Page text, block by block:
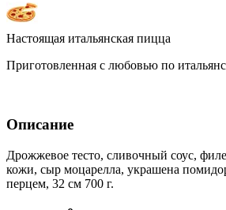
Настоящая итальянская пицца
Приготовленная с любовью по
Описание
Дрожжевое тесто, сливочный соус,
кожи, сыр моцарелла, украшена
перцем, 32 см 700 г.